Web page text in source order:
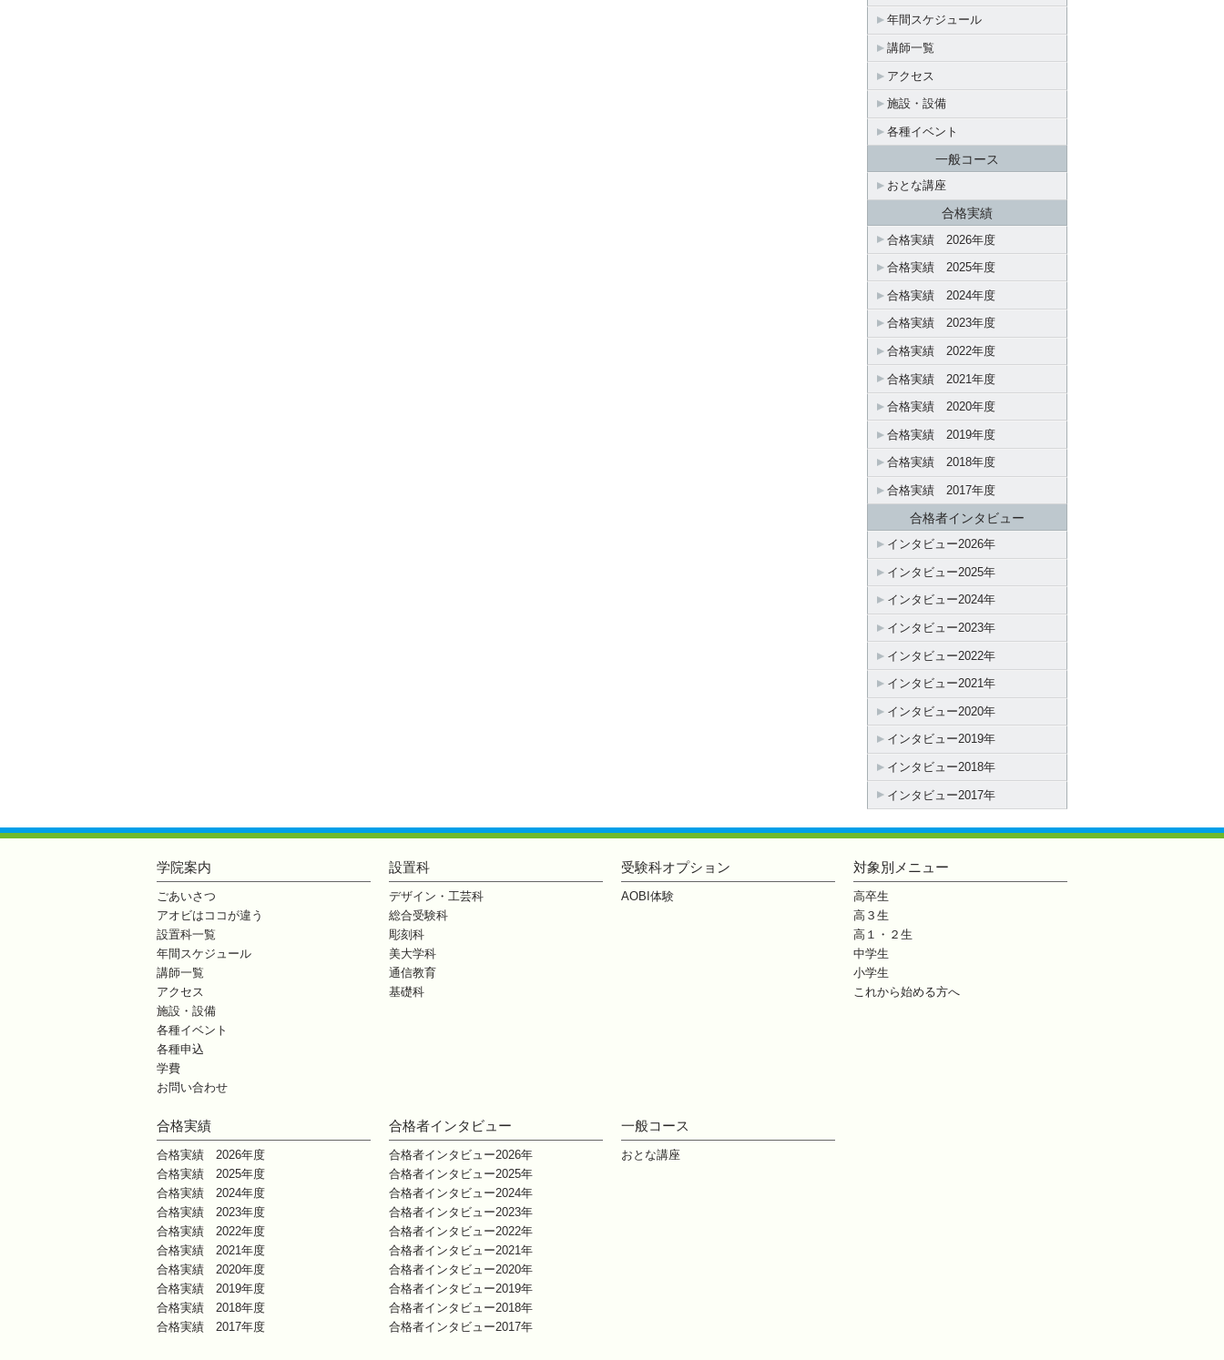
年間スケジュール
講師一覧
アクセス
施設・設備
各種イベント
一般コース
おとな講座
合格実績
合格実績 2026年度
合格実績 2025年度
合格実績 2024年度
合格実績 2023年度
合格実績 2022年度
合格実績 2021年度
合格実績 2020年度
合格実績 2019年度
合格実績 2018年度
合格実績 2017年度
合格者インタビュー
インタビュー2026年
インタビュー2025年
インタビュー2024年
インタビュー2023年
インタビュー2022年
インタビュー2021年
インタビュー2020年
インタビュー2019年
インタビュー2018年
インタビュー2017年
学院案内
ごあいさつ
アオビはココが違う
設置科一覧
年間スケジュール
講師一覧
アクセス
施設・設備
各種イベント
各種申込
学費
お問い合わせ
設置科
デザイン・工芸科
総合受験科
彫刻科
美大学科
通信教育
基礎科
受験科オプション
AOBI体験
対象別メニュー
高卒生
高３生
高１・２生
中学生
小学生
これから始める方へ
合格実績
合格実績 2026年度
合格実績 2025年度
合格実績 2024年度
合格実績 2023年度
合格実績 2022年度
合格実績 2021年度
合格実績 2020年度
合格実績 2019年度
合格実績 2018年度
合格実績 2017年度
合格者インタビュー
合格者インタビュー2026年
合格者インタビュー2025年
合格者インタビュー2024年
合格者インタビュー2023年
合格者インタビュー2022年
合格者インタビュー2021年
合格者インタビュー2020年
合格者インタビュー2019年
合格者インタビュー2018年
合格者インタビュー2017年
一般コース
おとな講座